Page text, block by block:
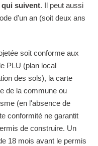
suivent. Il peut aussi
d'un an (soit deux ans
soit conforme aux
PLU (plan local
des sols), la carte
de la commune ou
(en l'absence de
conformité ne garantit
de construire. Un
18 mois avant le permis